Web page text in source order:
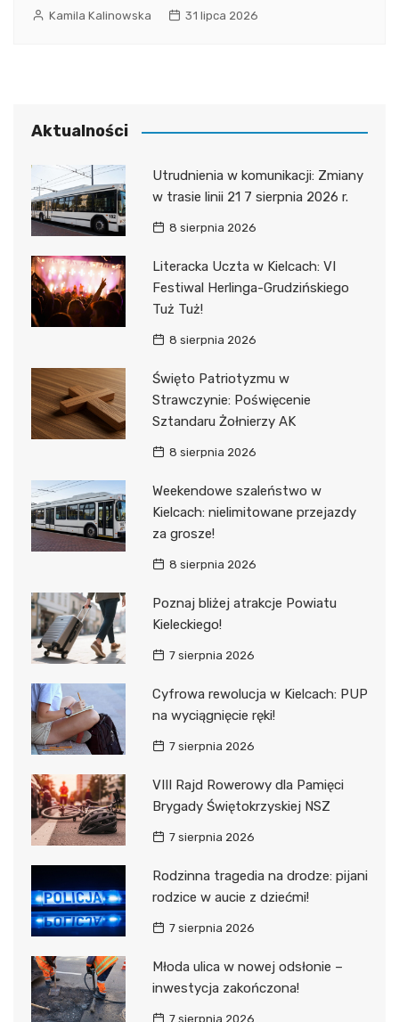
Kamila Kalinowska 31 lipca 2026
Aktualności
Utrudnienia w komunikacji: Zmiany
w trasie linii 21 7 sierpnia 2026 r.
8 sierpnia 2026
Literacka Uczta w Kielcach: VI
Festiwal Herlinga-Grudzińskiego
Tuż Tuż!
8 sierpnia 2026
Święto Patriotyzmu w
Strawczynie: Poświęcenie
Sztandaru Żołnierzy AK
8 sierpnia 2026
Weekendowe szaleństwo w
Kielcach: nielimitowane przejazdy
za grosze!
8 sierpnia 2026
Poznaj bliżej atrakcje Powiatu
Kieleckiego!
7 sierpnia 2026
Cyfrowa rewolucja w Kielcach: PUP
na wyciągnięcie ręki!
7 sierpnia 2026
VIII Rajd Rowerowy dla Pamięci
Brygady Świętokrzyskiej NSZ
7 sierpnia 2026
Rodzinna tragedia na drodze: pijani
rodzice w aucie z dziećmi!
7 sierpnia 2026
Młoda ulica w nowej odsłonie –
inwestycja zakończona!
7 sierpnia 2026